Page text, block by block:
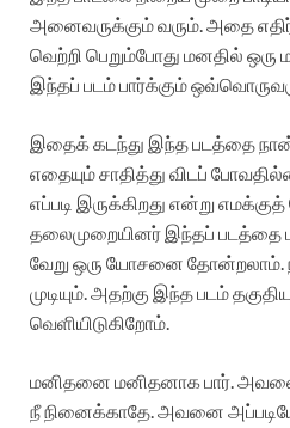
அனைவருக்கும் வரும். அதை
வெற்றி பெறும்போது மனதில் ஒரு
இந்தப் படம் பார்க்கும்
இதைக் கடந்து இந்த படத்தை
எதையும் சாதித்து விடப்
எப்படி இருக்கிறது என்று
தலைமுறையினர் இந்தப் படத்தை
வேறு ஒரு யோசனை தோன்றலாம்.
முடியும். அதற்கு இந்த படம்
வெளியிடுகிறோம்.
மனிதனை மனிதனாக பார்.
நீ நினைக்காதே. அவனை